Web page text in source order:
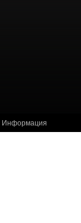
Информация